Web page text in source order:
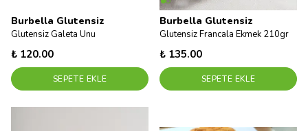
Burbella Glutensiz
Glutensiz Galeta Unu
₺ 120.00
SEPETE EKLE
Burbella Glutensiz
Glutensiz Francala Ekmek 210gr
₺ 135.00
SEPETE EKLE